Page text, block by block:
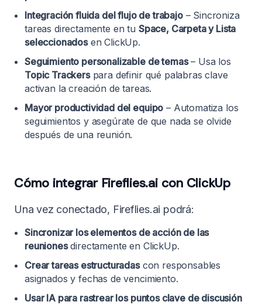
Integración fluida del flujo de trabajo– Sincroniza
tareas directamente en tu Space, Carpeta y Lista
seleccionadosen ClickUp.
Seguimiento personalizable de temas– Usa los
Topic Trackerspara definir qué palabras clave
activan la creación de tareas.
Mayor productividad del equipo – Automatiza los
seguimientos y asegúrate de que nada se olvide
después de una reunión.
Cómo integrar Fireflies.ai con ClickUp
Una vez conectado, Fireflies.ai podrá:
Sincronizar los elementos de acción de las
reunionesdirectamente en ClickUp.
Crear tareas estructuradascon responsables
asignados y fechas de vencimiento.
Usar IA para rastrear los puntos clave de discusión